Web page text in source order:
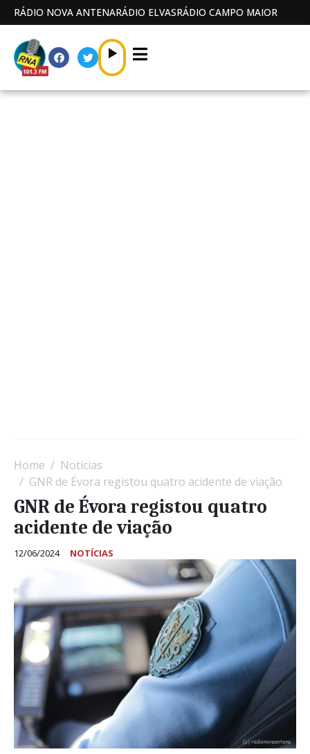
RÁDIO NOVA ANTENARÁDIO ELVASRÁDIO CAMPO MAIOR
Home
Notícias
GNR de Évora registou quatro acidente de viação
GNR de Évora registou quatro
acidente de viação
12/06/2024 NOTÍCIAS